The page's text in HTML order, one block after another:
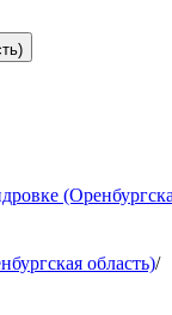
область)/